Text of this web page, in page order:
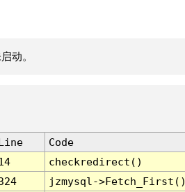
动。
Code
checkredirect()
jzmysql-